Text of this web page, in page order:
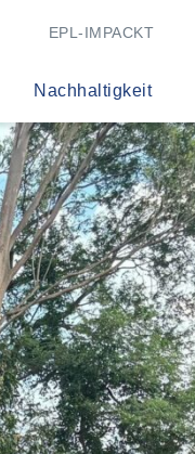
EPL-IMPACKT
Nachhaltigkeit